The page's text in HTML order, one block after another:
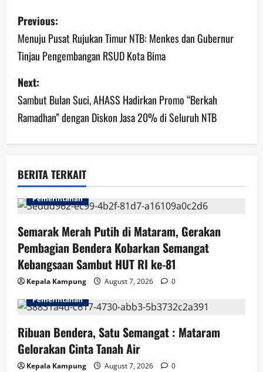
P
o
s
t
n
a
i
g
a
t
i
o
n
Previous:
Menuju Pusat Rujukan Timur NTB: Menkes dan Gubernur
Tinjau Pengembangan RSUD Kota Bima
Next:
Sambut Bulan Suci, AHASS Hadirkan Promo “Berkah
Ramadhan” dengan Diskon Jasa 20% di Seluruh NTB
BERITA TERKAIT
Pemerintahan
Semarak Merah Putih di Mataram, Gerakan
Pembagian Bendera Kobarkan Semangat
Kebangsaan Sambut HUT RI ke-81
Kepala Kampung August 7, 2026
0
Pemerintahan
Ribuan Bendera, Satu Semangat : Mataram
Gelorakan Cinta Tanah Air
Kepala Kampung August 7, 2026
0